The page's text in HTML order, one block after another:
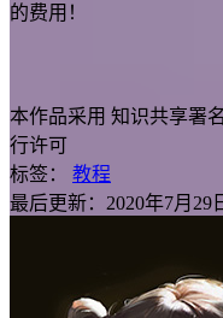
的费用！
本作品采用 知识共享署
行许可
标签：
教程
最后更新：2020年7月29